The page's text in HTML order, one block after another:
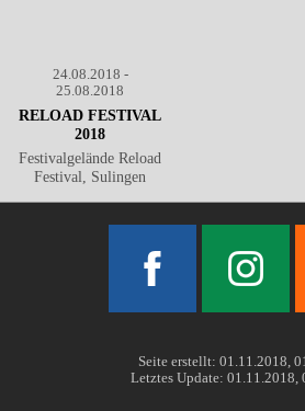
24.08.2018 -
25.08.2018
RELOAD FESTIVAL
2018
Festivalgelände Reload
Festival, Sulingen
Seite erstellt: 01.11.2018,
Letztes Update: 01.11.2018,